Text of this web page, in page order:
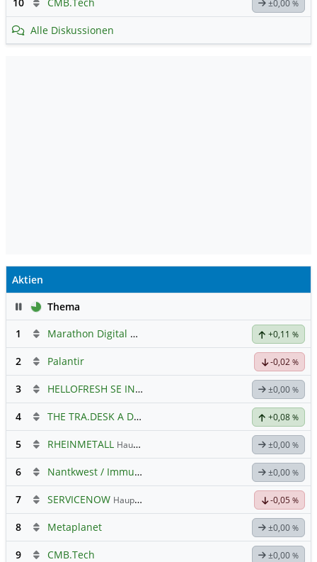
±0,00 %
Alle Diskussionen
Aktien
PauseThema
1
Marathon Digital Holdings +0,11 %
2 Palantir -0,02 %
3 HELLOFRESH SE INH O.N. ±0,00 %
4 THE TRA.DESK A DL-,000001 +0,08 %
5 RHEINMETALL Hauptdiskussion ±0,00 %
6 Nantkwest / Immunitybio -> IBRX ±0,00 %
7 SERVICENOW Hauptdiskussion -0,05 %
8 Metaplanet ±0,00 %
9 CMB.Tech ±0,00 %